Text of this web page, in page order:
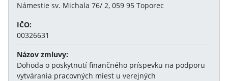
Námestie sv. Michala 76/ 2, 059 95 Toporec
IČO:
00326631
Názov zmluvy:
Dohoda o poskytnutí finančného príspevku na podporu
vytvárania pracovných miest u verejných